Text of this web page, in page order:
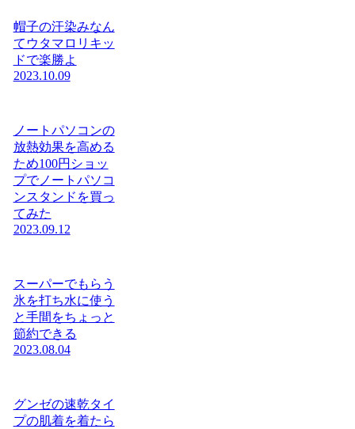
帽子の汗染みなん
てウタマロリキッ
ドで楽勝よ
2023.10.09
ノートパソコンの
放熱効果を高める
ため100円ショッ
プでノートパソコ
ンスタンドを買っ
てみた
2023.09.12
スーパーでもらう
氷を打ち水に使う
と手間をちょっと
節約できる
2023.08.04
グンゼの速乾タイ
プの肌着を着たら